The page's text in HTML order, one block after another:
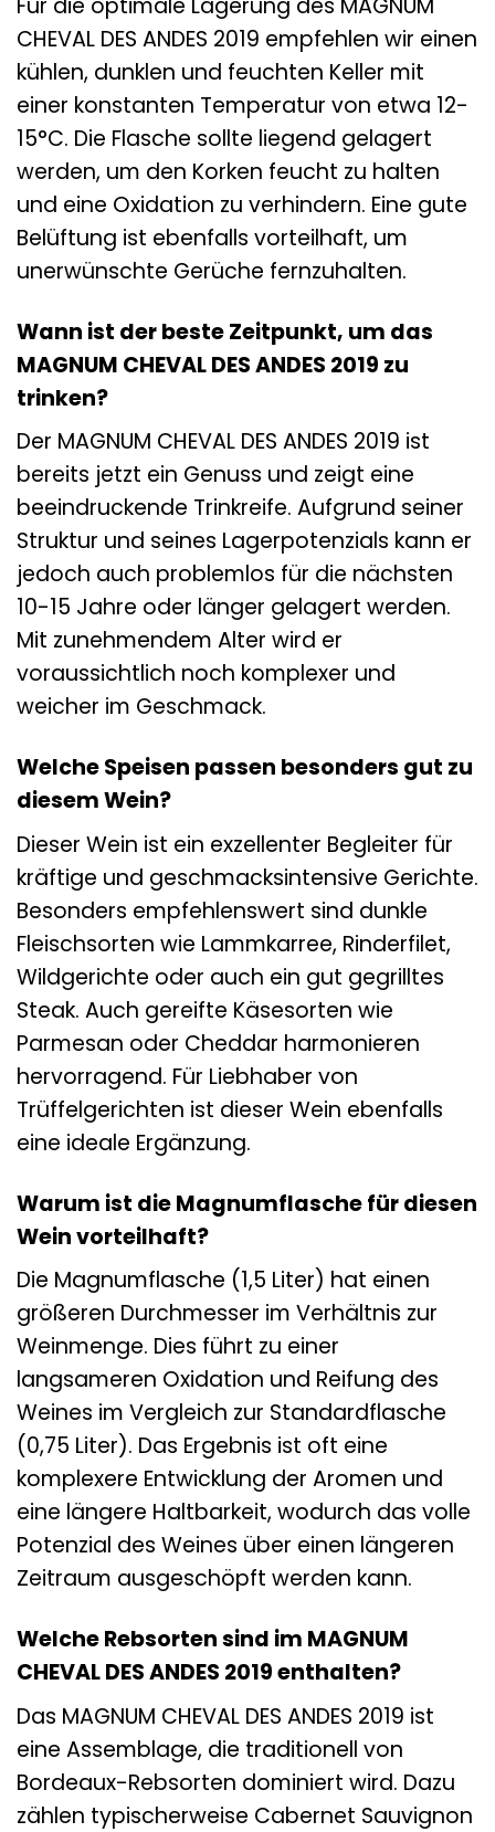
CHEVAL DES ANDES 2019 empfehlen wir einen
kühlen, dunklen und feuchten Keller mit
einer konstanten Temperatur von etwa 12-
15°C. Die Flasche sollte liegend gelagert
werden, um den Korken feucht zu halten
und eine Oxidation zu verhindern. Eine gute
Belüftung ist ebenfalls vorteilhaft, um
unerwünschte Gerüche fernzuhalten.
Wann ist der beste Zeitpunkt, um das
MAGNUM CHEVAL DES ANDES 2019 zu
trinken?
Der MAGNUM CHEVAL DES ANDES 2019 ist
bereits jetzt ein Genuss und zeigt eine
beeindruckende Trinkreife. Aufgrund seiner
Struktur und seines Lagerpotenzials kann er
jedoch auch problemlos für die nächsten
10-15 Jahre oder länger gelagert werden.
Mit zunehmendem Alter wird er
voraussichtlich noch komplexer und
weicher im Geschmack.
Welche Speisen passen besonders gut zu
diesem Wein?
Dieser Wein ist ein exzellenter Begleiter für
kräftige und geschmacksintensive Gerichte.
Besonders empfehlenswert sind dunkle
Fleischsorten wie Lammkarree, Rinderfilet,
Wildgerichte oder auch ein gut gegrilltes
Steak. Auch gereifte Käsesorten wie
Parmesan oder Cheddar harmonieren
hervorragend. Für Liebhaber von
Trüffelgerichten ist dieser Wein ebenfalls
eine ideale Ergänzung.
Warum ist die Magnumflasche für diesen
Wein vorteilhaft?
Die Magnumflasche (1,5 Liter) hat einen
größeren Durchmesser im Verhältnis zur
Weinmenge. Dies führt zu einer
langsameren Oxidation und Reifung des
Weines im Vergleich zur Standardflasche
(0,75 Liter). Das Ergebnis ist oft eine
komplexere Entwicklung der Aromen und
eine längere Haltbarkeit, wodurch das volle
Potenzial des Weines über einen längeren
Zeitraum ausgeschöpft werden kann.
Welche Rebsorten sind im MAGNUM
CHEVAL DES ANDES 2019 enthalten?
Das MAGNUM CHEVAL DES ANDES 2019 ist
eine Assemblage, die traditionell von
Bordeaux-Rebsorten dominiert wird. Dazu
zählen typischerweise Cabernet Sauvignon